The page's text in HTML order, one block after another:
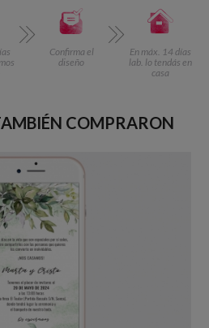
Confirma el
diseño
En máx. 14 días
lab. lo tendás en
casa
COMPRARON